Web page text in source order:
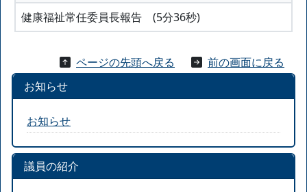
健康福祉常任委員長報告 (5分36秒)
ページの先頭へ戻る
前の画面に戻る
お知らせ
お知らせ
議員の紹介